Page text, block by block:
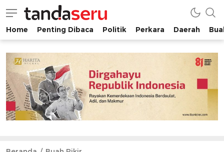
tandaseru.com | Penting Dibaca
tandaseru.com
Home Penting Dibaca Politik Perkara Daerah